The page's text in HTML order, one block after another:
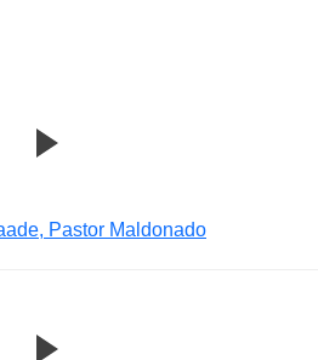
Pastor Maldonado